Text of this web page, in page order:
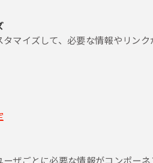
マイズして、必要な情報やリン